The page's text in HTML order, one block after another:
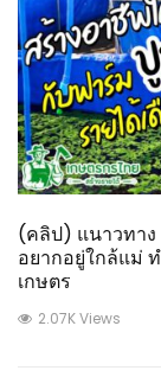
(คลิป) แนาวทาง
อยากอยู่ใกล้แม่
เกษตร
2.07K Views